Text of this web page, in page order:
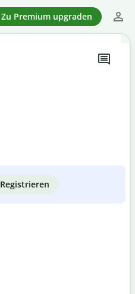
Zu Premium upgraden
Registrieren